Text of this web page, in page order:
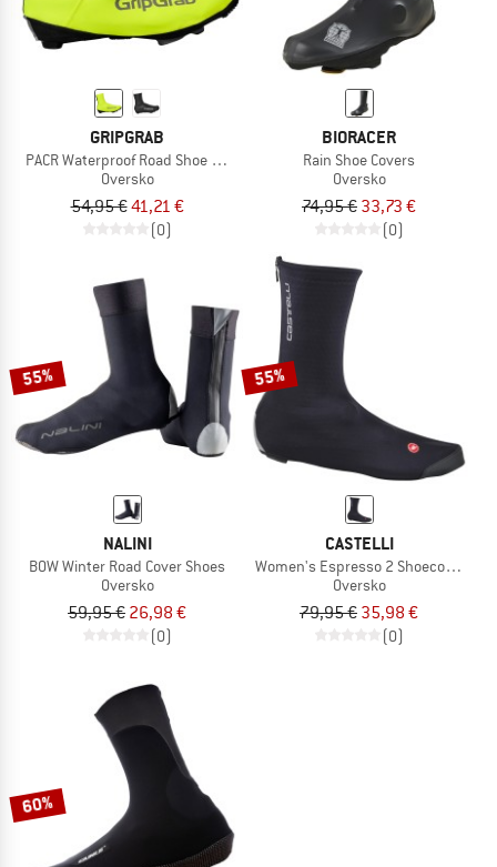
GRIPGRAB
PACR Waterproof Road Shoe Covers
Oversko
54,95 €41,21 €
(0)
BIORACER
Rain Shoe Covers
Oversko
74,95 € 33,73 €
(0)
55%
NALINI
B0W Winter Road Cover Shoes
Oversko
59,95 € 26,98 €
(0)
55%
CASTELLI
Women's Espresso 2 Shoecover
Oversko
79,95 € 35,98 €
(0)
60%